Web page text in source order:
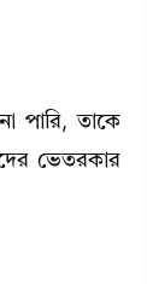
পারি, তাকে
ভেতরকার